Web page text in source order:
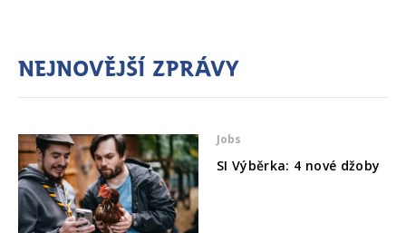
Nejnovější zprávy
Jobs
SI Výběrka: 4 nové džoby